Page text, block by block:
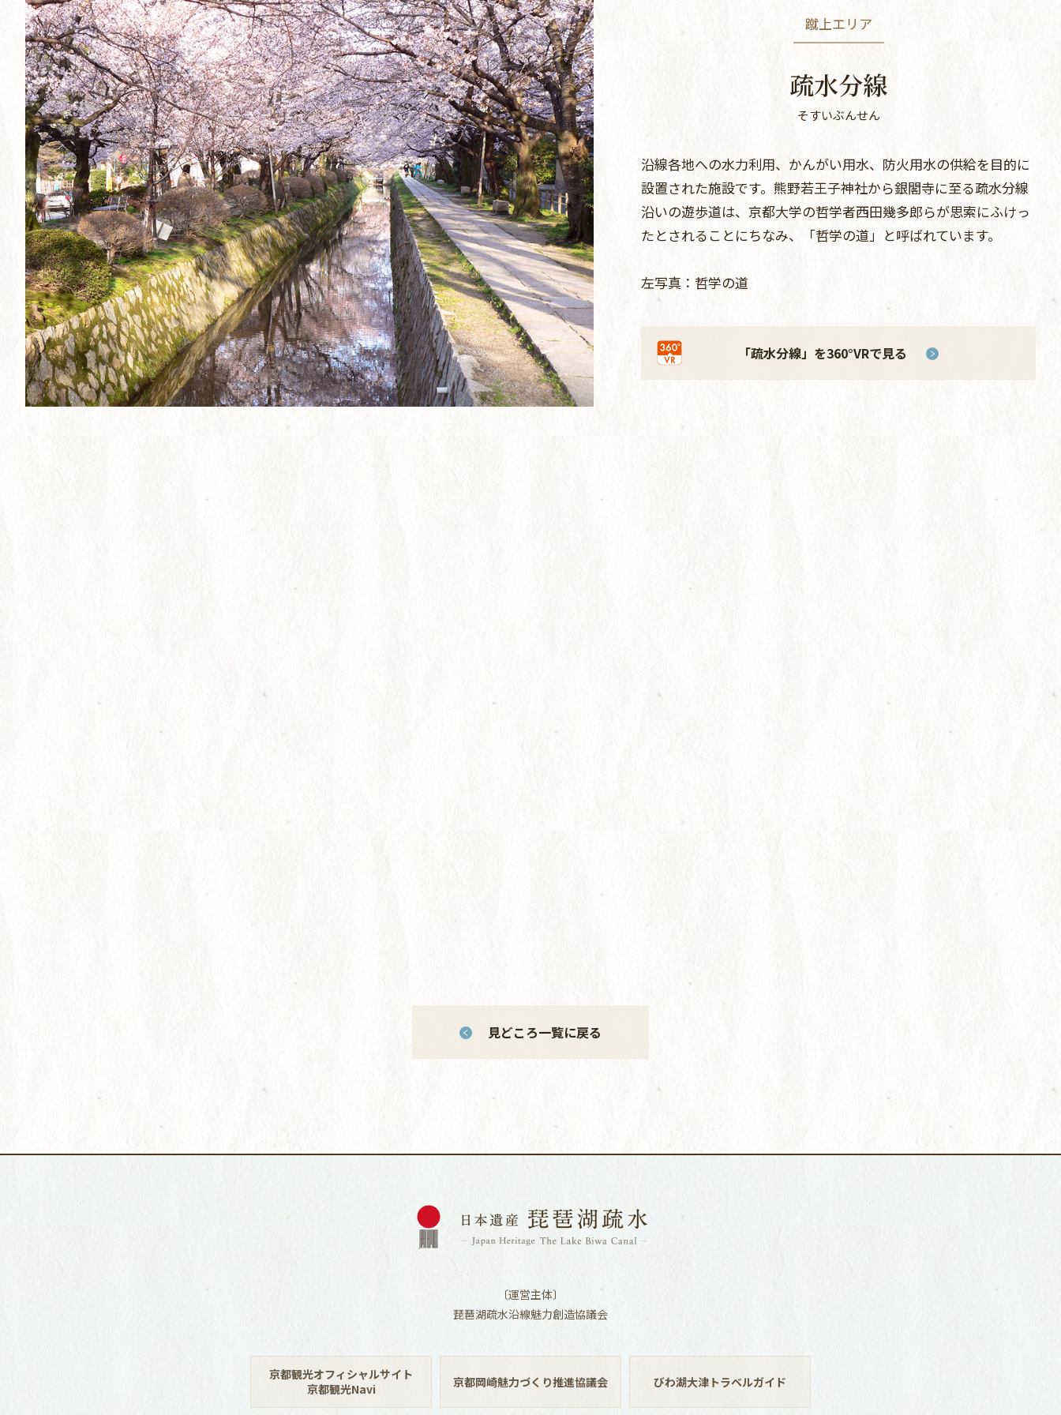
蹴上エリア
疏水分線
そすいぶんせん
沿線各地への水力利用、かんがい用水、防火用水の供給を目的に
設置された施設です。熊野若王子神社から銀閣寺に至る疏水分線
沿いの遊歩道は、京都大学の哲学者西田幾多郎らが思索にふけっ
たとされることにちなみ、「哲学の道」と呼ばれています。
左写真：哲学の道
「疏水分線」を360°VRで見る
見どころ一覧に戻る
〔運営主体〕
琵琶湖疏水沿線魅力創造協議会
京都観光オフィシャルサイト
京都観光Navi
京都岡崎魅力づくり推進協議会 びわ湖大津トラベルガイド